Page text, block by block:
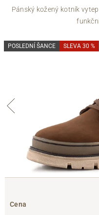
Pánský kožený kotník
POSLEDNÍ ŠANCE SLEVA 30 %
Cena